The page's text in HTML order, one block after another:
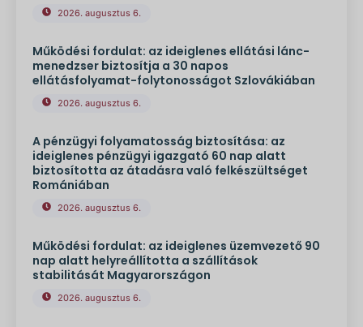
2026. augusztus 6.
Működési fordulat: az ideiglenes ellátási lánc-
menedzser biztosítja a 30 napos
ellátásfolyamat-folytonosságot Szlovákiában
2026. augusztus 6.
A pénzügyi folyamatosság biztosítása: az
ideiglenes pénzügyi igazgató 60 nap alatt
biztosította az átadásra való felkészültséget
Romániában
2026. augusztus 6.
Működési fordulat: az ideiglenes üzemvezető 90
nap alatt helyreállította a szállítások
stabilitását Magyarországon
2026. augusztus 6.